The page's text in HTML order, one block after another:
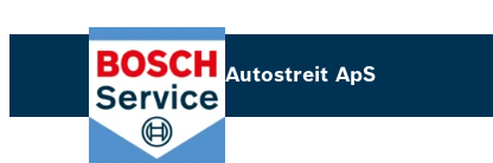
Autostreit ApS